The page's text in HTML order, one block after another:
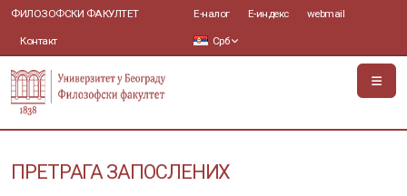
ФИЛОЗОФСКИ ФАКУЛТЕТ
Контакт
Е-налог Е-индекс webmail
Срб
ПРЕТРАГА ЗАПОСЛЕНИХ